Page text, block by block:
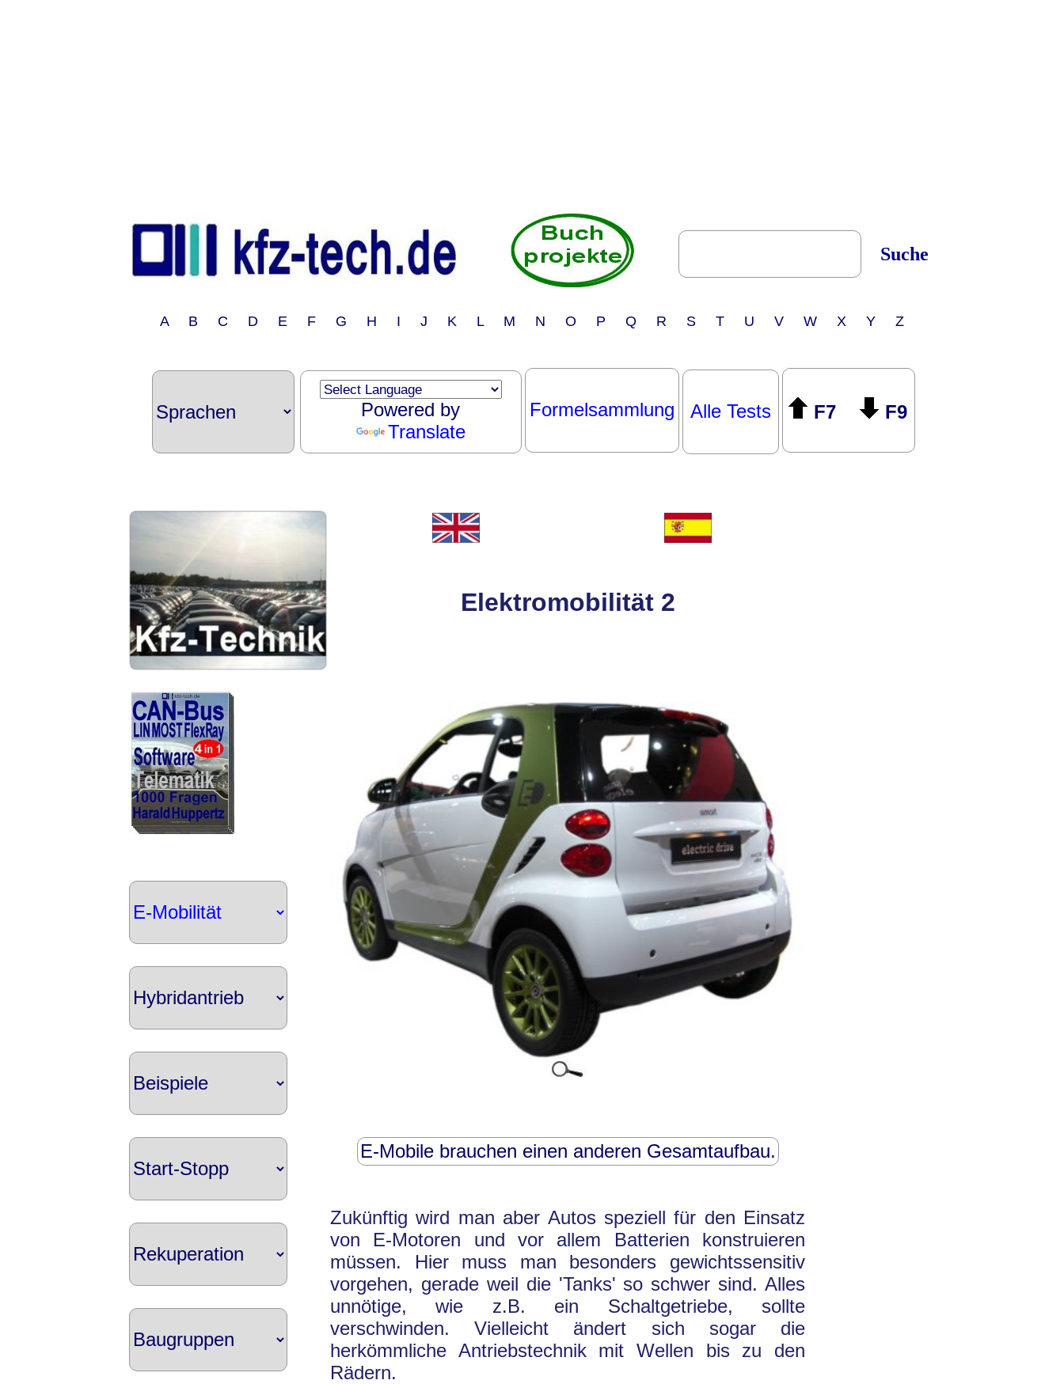
Suche
A B C D E F G H I J K L M N O P Q R S T U V W X Y Z
Powered by
Translate
Formelsammlung Alle Tests F7 F9
Elektromobilität 2
E-Mobile brauchen einen anderen Gesamtaufbau.
Zukünftig wird man aber Autos speziell für den Einsatz
von E-Motoren und vor allem Batterien konstruieren
müssen. Hier muss man besonders gewichtssensitiv
vorgehen, gerade weil die 'Tanks' so schwer sind. Alles
unnötige, wie z.B. ein Schaltgetriebe, sollte
verschwinden. Vielleicht ändert sich sogar die
herkömmliche Antriebstechnik mit Wellen bis zu den
Rädern.